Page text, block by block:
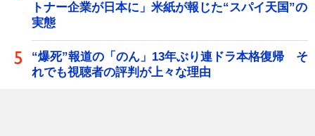
トナー企業が日本に」米紙が報じた“スパイ天国”の
実態
“爆死”報道の「のん」13年ぶり連ドラ本格復帰 そ
れでも視聴者の評判が上々な理由